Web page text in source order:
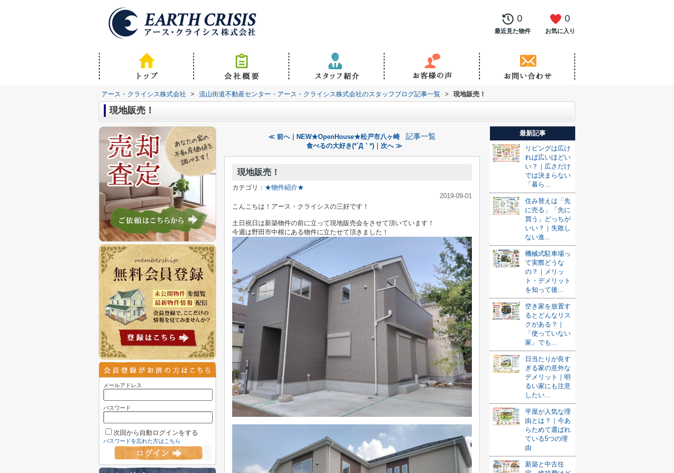
0
最近見た物件
0
お気に入り
アース・クライシス株式会社 > 流山街道不動産センター・アース・クライシス株式会社のスタッフブログ記事一覧 > 現地販売！
現地販売！
≪ 前へ｜NEW★OpenHouse★松戸市八ヶ崎 記事一覧
食べるの大好き(*´Д｀*)｜次へ ≫
現地販売！
カテゴリ： ★物件紹介★
2019-09-01
こんこちは！アース・クライシスの三好です！
土日祝日は新築物件の前に立って現地販売会をさせて頂いています！
今週は野田市中根にある物件に立たせて頂きました！
最新記事
リビングは広け
れば広いほどい
い？｜広さだけ
では決まらない
「暮ら...
住み替えは「先
に売る」「先に
買う」どっちが
いい？｜失敗し
ない進...
機械式駐車場っ
て実際どうな
の？｜メリッ
ト・デメリット
を知って後...
空き家を放置す
るとどんなリス
クがある？｜
「使っていない
家」でも...
日当たりが良す
ぎる家の意外な
デメリット｜明
るい家にも注意
したい...
平屋が人気な理
由とは？｜今あ
らためて選ばれ
ている5つの理
由
新築と中古住
メールアドレス
パスワード
次回から自動ログインをする
パスワードを忘れた方はこちら